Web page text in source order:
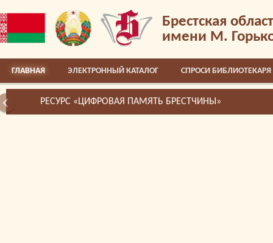
Брестская
имени М.
ГЛАВНАЯ ЭЛЕКТРОННЫЙ КАТАЛОГ СПРОСИ БИБЛИОТЕКАРЯ
РЕСУРС «ЦИФРОВАЯ ПАМЯТЬ БРЕСТЧИНЫ»